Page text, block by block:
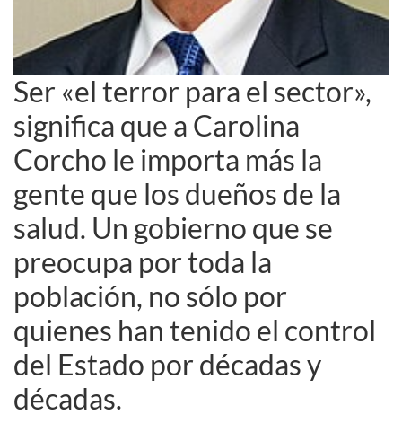
Ser «el terror para el sector»,
significa que a Carolina
Corcho le importa más la
gente que los dueños de la
salud. Un gobierno que se
preocupa por toda la
población, no sólo por
quienes han tenido el control
del Estado por décadas y
décadas.